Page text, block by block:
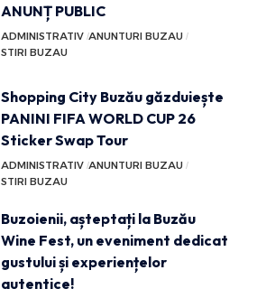
ANUNȚ PUBLIC
ADMINISTRATIV ANUNTURI BUZAU
STIRI BUZAU
Shopping City Buzău găzduiește
PANINI FIFA WORLD CUP 26
Sticker Swap Tour
ADMINISTRATIV ANUNTURI BUZAU
STIRI BUZAU
Buzoienii, așteptați la Buzău
Wine Fest, un eveniment dedicat
gustului și experiențelor
autentice!